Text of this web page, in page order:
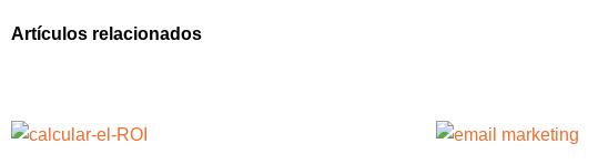
Artículos relacionados